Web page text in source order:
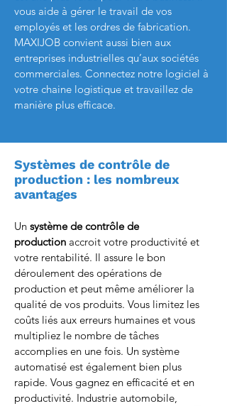
vous aide à gérer le travail de vos
employés et les ordres de fabrication.
MAXIJOB convient aussi bien aux
entreprises industrielles qu’aux sociétés
commerciales. Connectez notre logiciel à
votre chaine logistique et travaillez de
manière plus efficace.
Systèmes de contrôle de
production : les nombreux
avantages
Un système de contrôle de
production accroit votre productivité et
votre rentabilité. Il assure le bon
déroulement des opérations de
production et peut même améliorer la
qualité de vos produits. Vous limitez les
coûts liés aux erreurs humaines et vous
multipliez le nombre de tâches
accomplies en une fois. Un système
automatisé est également bien plus
rapide. Vous gagnez en efficacité et en
productivité. Industrie automobile,